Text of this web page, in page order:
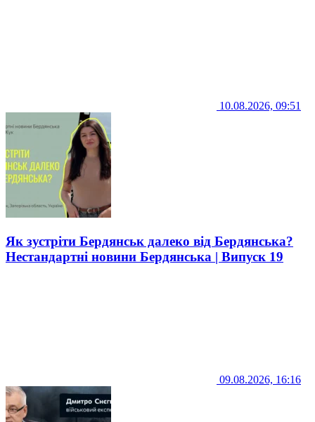
10.08.2026, 09:51
Як зустріти Бердянськ далеко від Бердянська?
Нестандартні новини Бердянська | Випуск 19
09.08.2026, 16:16